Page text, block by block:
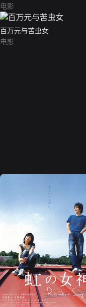
电影
百万元与苦虫女
电影